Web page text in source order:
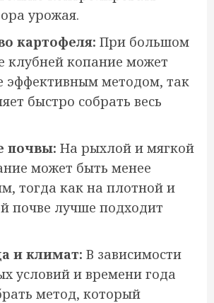
урожая.
картофеля: При большом
клубней копание может
эффективным методом, так
быстро собрать весь
почвы: На рыхлой и мягкой
может быть менее
тогда как на плотной и
почве лучше подходит
и климат: В зависимости
условий и времени года
метод, который